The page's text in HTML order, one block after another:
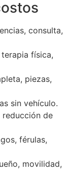
consulta,
terapia física,
piezas,
sin vehículo.
de
férulas,
movilidad,